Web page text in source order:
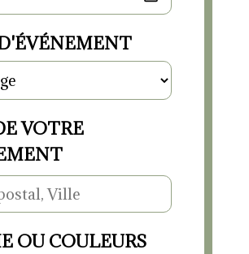
VOTRE
OU COULEURS